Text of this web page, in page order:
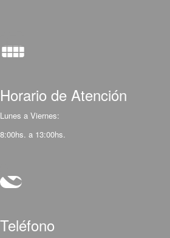
Horario de Atención
Lunes a Viernes:
8:00hs. a 13:00hs.
Teléfono